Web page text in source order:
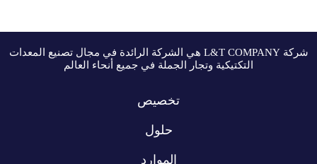
شركة L&T COMPANY هي الشركة الرائدة في مجال تصنيع المعدات
التكتيكية وتجار الجملة في جميع أنحاء العالم
تخصيص
حلول
الموارد